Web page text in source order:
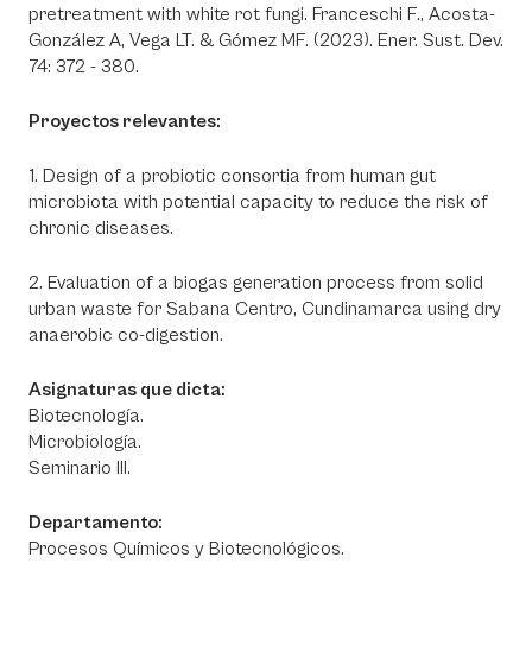
pretreatment with white rot fungi. Franceschi F., Acosta-
González A, Vega LT. & Gómez MF. (2023). Ener. Sust. Dev.
74: 372 - 380.
Proyectos relevantes:
1. Design of a probiotic consortia from human gut
microbiota with potential capacity to reduce the risk of
chronic diseases.
2. Evaluation of a biogas generation process from solid
urban waste for Sabana Centro, Cundinamarca using dry
anaerobic co-digestion.
Asignaturas que dicta:
Biotecnología.
Microbiología.
Seminario III.
Departamento:
Procesos Químicos y Biotecnológicos.